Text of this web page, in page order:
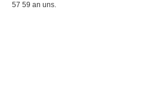
57 59 an uns.